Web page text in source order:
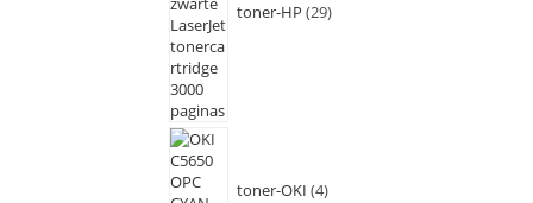
toner-HP 29
toner-OKI 4